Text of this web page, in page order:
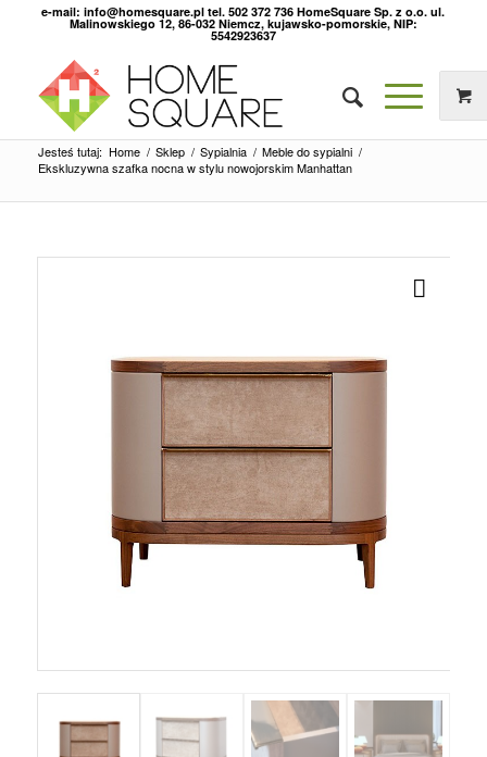
e-mail: info@homesquare.pl tel. 502 372 736 HomeSquare Sp. z o.o. ul.
Malinowskiego 12, 86-032 Niemcz, kujawsko-pomorskie, NIP:
5542923637
Jesteś tutaj: Home / Sklep / Sypialnia / Meble do sypialni /
Ekskluzywna szafka nocna w stylu nowojorskim Manhattan